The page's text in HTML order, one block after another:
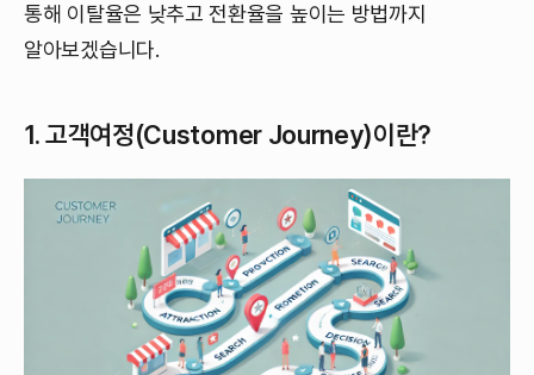
통해 이탈율은 낮추고 전환율을 높이는 방법까지
알아보겠습니다.
1. 고객여정(Customer Journey)이란?